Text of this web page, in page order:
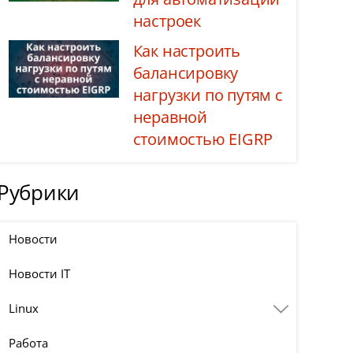
настроек
Как настроить
балансировку
нагрузки по путям с
неравной
стоимостью EIGRP
Новости
Новости IT
Linux
Работа